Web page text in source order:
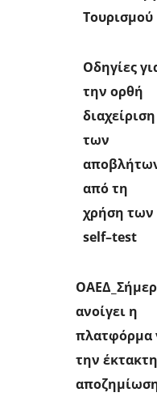
Τουρισμού
Οδηγίες
την ορθή
διαχείριση
των
από τη
χρήση των
self–test
ανοίγει η
πλατφόρμα
την έκτακτη